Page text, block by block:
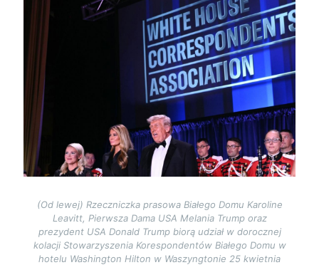
(Od lewej) Rzeczniczka prasowa Białego Domu Karoline
Leavitt, Pierwsza Dama USA Melania Trump oraz
prezydent USA Donald Trump biorą udział w dorocznej
kolacji Stowarzyszenia Korespondentów Białego Domu w
hotelu Washington Hilton w Waszyngtonie 25 kwietnia